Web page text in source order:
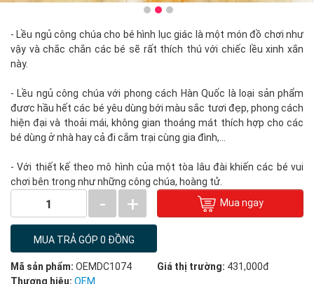
- Lều ngủ công chúa cho bé hình lục giác là một món đồ chơi như
vậy và chắc chắn các bé sẽ rất thích thú với chiếc lều xinh xắn
này.
- Lều ngủ công chúa với phong cách Hàn Quốc là loại sản phẩm
đươc hầu hết các bé yêu dùng bới màu sắc tươi đẹp, phong cách
hiện đại và thoải mái, không gian thoáng mát thích hợp cho các
bé dùng ở nhà hay cả đi cắm trại cùng gia đình,…
- Với thiết kế theo mô hình của một tòa lâu đài khiến các bé vui
chơi bên trong như những công chúa, hoàng tử.
1 - + Mua ngay
MUA TRẢ GÓP 0 ĐỒNG
Mã sản phẩm: OEMDC1074 Giá thị trường: 431,000đ
Thương hiệu: OEM